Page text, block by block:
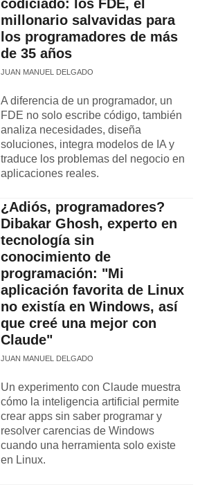
codiciado: los FDE, el
millonario salvavidas para
los programadores de más
de 35 años
JUAN MANUEL DELGADO
A diferencia de un programador, un
FDE no solo escribe código, también
analiza necesidades, diseña
soluciones, integra modelos de IA y
traduce los problemas del negocio en
aplicaciones reales.
¿Adiós, programadores?
Dibakar Ghosh, experto en
tecnología sin
conocimiento de
programación: "Mi
aplicación favorita de Linux
no existía en Windows, así
que creé una mejor con
Claude"
JUAN MANUEL DELGADO
Un experimento con Claude muestra
cómo la inteligencia artificial permite
crear apps sin saber programar y
resolver carencias de Windows
cuando una herramienta solo existe
en Linux.